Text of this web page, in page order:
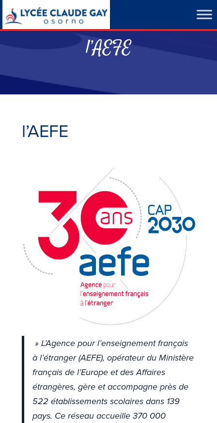
l’AEFE
l’AEFE
» L’Agence pour l’enseignement français
à l’étranger (AEFE), opérateur du Ministère
français de l’Europe et des Affaires
étrangères, gère et accompagne près de
522 établissements scolaires dans 139
pays. Ce réseau accueille 370 000